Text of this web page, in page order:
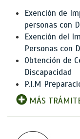
Exención de
personas con
Exención del
Personas con
Obtención de
Discapacidad
P.I.M
MÁS